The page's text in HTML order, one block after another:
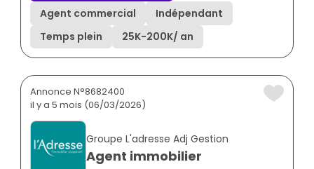
Agent commercial
Indépendant
Temps plein
25K-200K/ an
Annonce N°8682400
il y a 5 mois (06/03/2026)
Groupe L'adresse Adj Gestion
Agent immobilier